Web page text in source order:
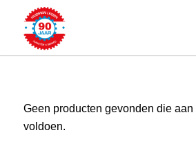
Geen producten gevonden die
voldoen.